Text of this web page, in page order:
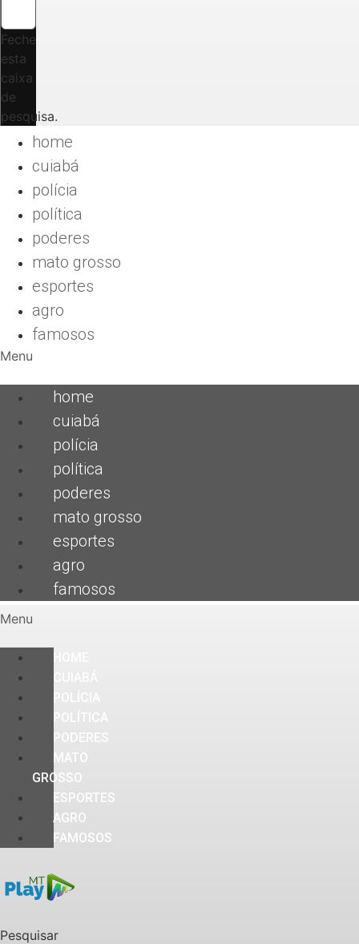
Feche
esta
caixa
de
pesquisa.
home
cuiabá
polícia
política
poderes
mato grosso
esportes
agro
famosos
Menu
home
cuiabá
polícia
política
poderes
mato grosso
esportes
agro
famosos
Menu
PODERES
MATO
GROSSO
ESPORTES
AGRO
FAMOSOS
Pesquisar